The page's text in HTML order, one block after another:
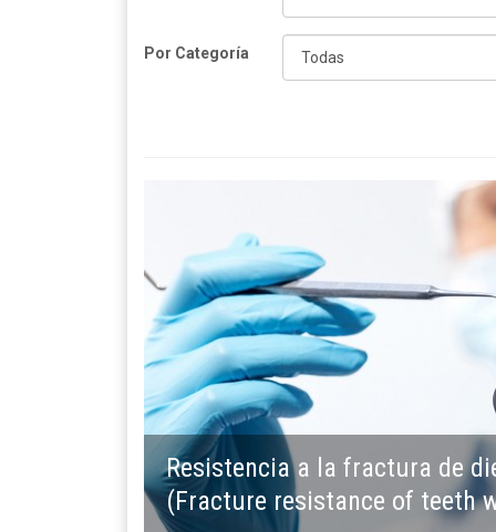
Por Categoría
Resistencia a la fractura de
(Fracture resistance of teeth